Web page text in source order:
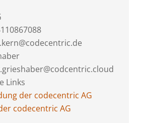
Links
der codecentric AG
codecentric AG